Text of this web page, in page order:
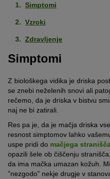
Simptomi
Vzroki
Zdravljenje
Simptomi
Z biološkega vidika je driska
se znebi neželenih snovi ali
rečemo, da je driska v bistvu
naj ne bi zatirali.
Res pa je, da je mačja driska
resnost simptomov lahko
uspe pridi do mačjega
opazili šele ob čiščenju
da ima mačka umazan kožuh.
”nezgodo” nekje drugje v